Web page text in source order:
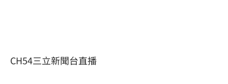
CH54三立新聞台直播